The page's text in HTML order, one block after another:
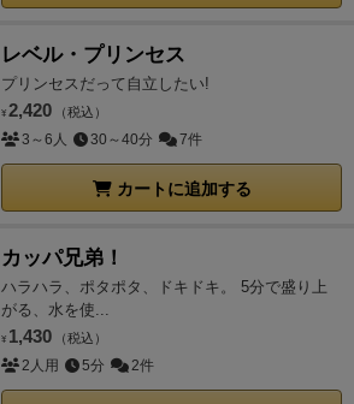
レベル・プリンセス
プリンセスだって自立したい!
¥ 2,420 （税込）
3～6人 30～40分 7件
カートに追加する
カッパ兄弟！
ハラハラ、ポタポタ、ドキドキ。 5分で盛り上
がる、水を使...
¥ 1,430 （税込）
2人用 5分 2件